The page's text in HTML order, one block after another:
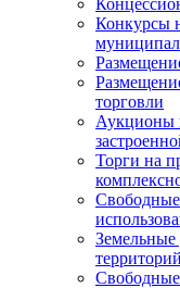
Конкурсы
торговли
Аукционы
Торги на
Свободные
Земельные
территорий
Свободные